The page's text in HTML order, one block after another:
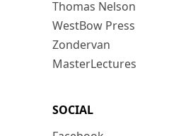
Thomas Nelson
WestBow Press
Zondervan
MasterLectures
SOCIAL